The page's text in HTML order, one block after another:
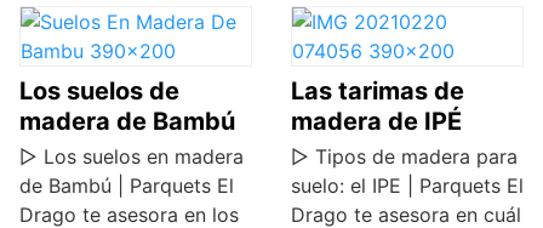
Los suelos de
madera de Bambú
▷ Los suelos en madera
de Bambú | Parquets El
Drago te asesora en los
Las tarimas de
madera de IPÉ
▷ Tipos de madera para
suelo: el IPE | Parquets El
Drago te asesora en cuál